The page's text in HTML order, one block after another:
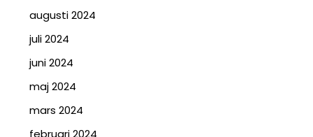
augusti 2024
juli 2024
juni 2024
maj 2024
mars 2024
februari 2024